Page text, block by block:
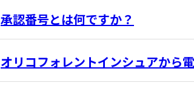
承認番号とは何ですか？
オリコフォレントインシュアから